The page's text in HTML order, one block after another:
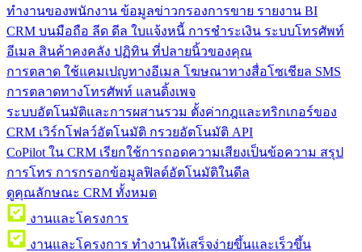
ทำงานของพนักงาน ข้อมูลข่าวกรองการขาย รายงาน BI
CRM บนมือถือ ลีด ดีล ใบแจ้งหนี้ การชำระเงิน ระบบโทรศัพท์
อีเมล สินค้าคงคลัง ปฏิทิน ที่ปลายนิ้วของคุณ
การตลาด ใช้แคมเปญทางอีเมล โฆษณาทางสื่อโซเชียล SMS
การตลาดทางโทรศัพท์ แลนดิ้งเพจ
ระบบอัตโนมัติและการผสานรวม ตั้งค่ากฎและทริกเกอร์ของ
CRM เวิร์กโฟลว์อัตโนมัติ กรวยอัตโนมัติ API
CoPilot ใน CRM เรียกใช้การถอดความเสียงเป็นข้อความ สรุป
การโทร การกรอกข้อมูลฟิลด์อัตโนมัติในดีล
ดูคุณลักษณะ CRM ทั้งหมด
งานและโครงการ
งานและโครงการ ทำงานให้เสร็จง่ายขึ้นและเร็วขึ้น